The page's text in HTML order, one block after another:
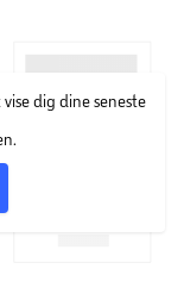
dig dine seneste